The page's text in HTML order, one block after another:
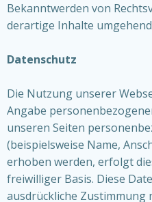
Bekanntwerden von
derartige Inhalte
Datenschutz
Die Nutzung unserer
Angabe
unseren Seiten
(beispielsweise Name,
erhoben werden, erfolgt
freiwilliger Basis. Diese
ausdrückliche Zustimmung